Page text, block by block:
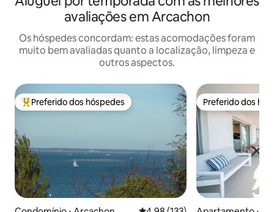
avaliações em Arcachon
Os hóspedes concordam: estas acomodações foram
muito bem avaliadas quanto a localização, limpeza e
outros aspectos.
Entre os melhores preferidos dos hóspedes
Preferido dos hóspedes Preferido dos
Preferido dos